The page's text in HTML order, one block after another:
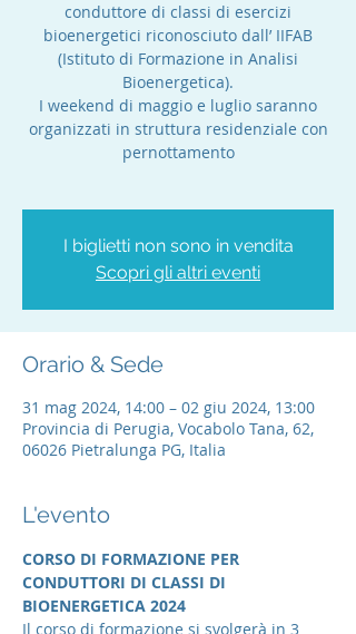
conduttore di classi di esercizi
bioenergetici riconosciuto dall’ IIFAB
(Istituto di Formazione in Analisi
Bioenergetica).
I weekend di maggio e luglio saranno
organizzati in struttura residenziale con
pernottamento
I biglietti non sono in vendita
Scopri gli altri eventi
Orario & Sede
31 mag 2024, 14:00 – 02 giu 2024, 13:00
Provincia di Perugia, Vocabolo Tana, 62,
06026 Pietralunga PG, Italia
L'evento
CORSO DI FORMAZIONE PER
CONDUTTORI DI CLASSI DI
BIOENERGETICA 2024
Il corso di formazione si svolgerà in 3